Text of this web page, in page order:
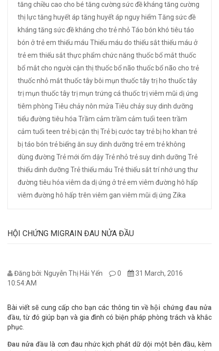
tăng chiều cao cho bé tăng cường sức đề kháng tăng cường
thị lựctăng huyết áp tăng huyết áp nguy hiểm Tăng sức đề
kháng tăng sức đề kháng cho trẻ nhỏTáo bón khó tiêu táo
bón ở trẻ em thiếu máu Thiếu máu do thiếu sắtthiếu máu ở
trẻ em thiếu sắtthực phẩm chức năng thuốc bổ mắtthuốc
bổ mắt cho người cận thịthuốc bổ não thuốc bổ não cho trẻ
thuốc nhỏ mắtthuốc tây bôi mụn thuốc tây trị ho thuốc tây
trị mụn thuốc tây trị mụn trứng cá thuốc trị viêm mũi dị ứng
tiêm phòng Tiêu chảy nôn mửa Tiêu chảy suy dinh dưỡng
tiểu đường tiêu hóa Trầm cảm trầm cảm tuổi teen trầm
cảm tuổi teen trẻ bị cận thịTrẻ bị cước taytrẻ bị ho khan trẻ
bị táo bón trẻ biếng ăn suy dinh dưỡng trẻ em trẻ không
dùng đường Trẻ mới ốm dậyTrẻ nhỏtrẻ suy dinh dưỡng Trẻ
thiếu dinh dưỡng Trẻ thiếu máu Trẻ thiếu sắttrí nhớung thư
đường tiêu hóa viêm da dị ứng ở trẻ em viêm đường hô hấp
viêm đường hô hấp trên viêm gan viêm mũi dị ứng Zika
HỘI CHỨNG MIGRAIN ĐAU NỬA ĐẦU
Đăng bởi: Nguyễn Thị Hải Yến 0
31 March, 2016
10:54:AM
Bài viết sẽ cung cấp cho bạn các thông tin về hội chứng đau nửa
đầu, từ đó giúp bạn và gia đình có biện pháp phòng trách và khắc
phục.
Đau nửa đầu là cơn đau nhức kịch phát dữ dội một bên đầu, kèm